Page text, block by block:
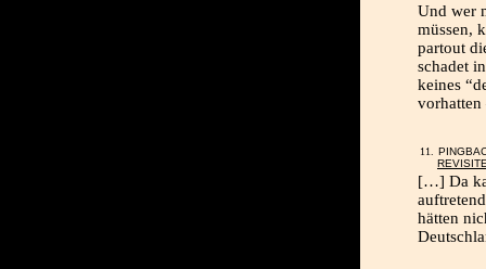
Und wer
müssen,
partout
schadet
keines
vorhatten
[…] Da
hätten